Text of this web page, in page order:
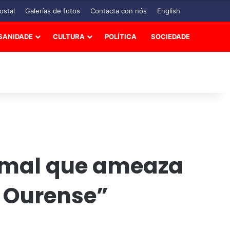
Galerías de fotos Contacta con nós English
CULTURA POLÍTICA SOCIEDADE
que ameaza